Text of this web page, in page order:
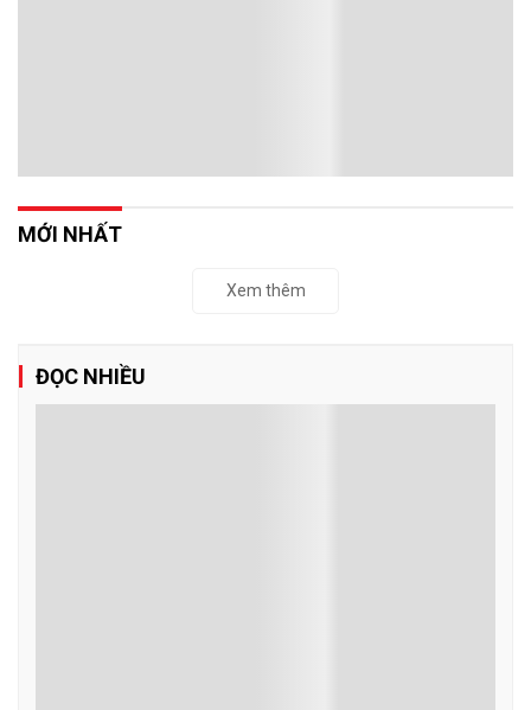
MỚI NHẤT
Xem thêm
ĐỌC NHIỀU